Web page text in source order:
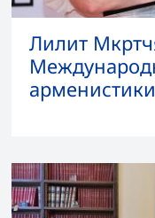
Лилит
арменистики